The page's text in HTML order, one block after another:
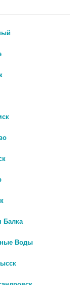
Балка
Воды